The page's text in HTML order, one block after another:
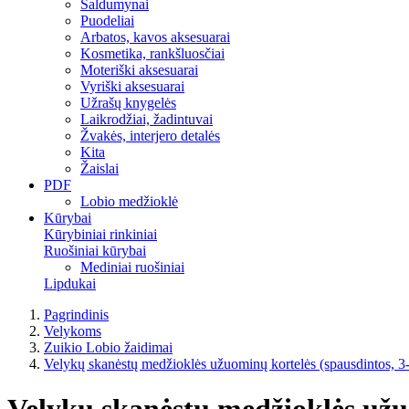
Saldumynai
Puodeliai
Arbatos, kavos aksesuarai
Kosmetika, rankšluosčiai
Moteriški aksesuarai
Vyriški aksesuarai
Užrašų knygelės
Laikrodžiai, žadintuvai
Žvakės, interjero detalės
Kita
Žaislai
PDF
Lobio medžioklė
Kūrybai
Kūrybiniai rinkiniai
Ruošiniai kūrybai
Mediniai ruošiniai
Lipdukai
Pagrindinis
Velykoms
Zuikio Lobio žaidimai
Velykų skanėstų medžioklės užuominų kortelės (spausdintos,